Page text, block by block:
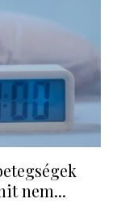
nem...